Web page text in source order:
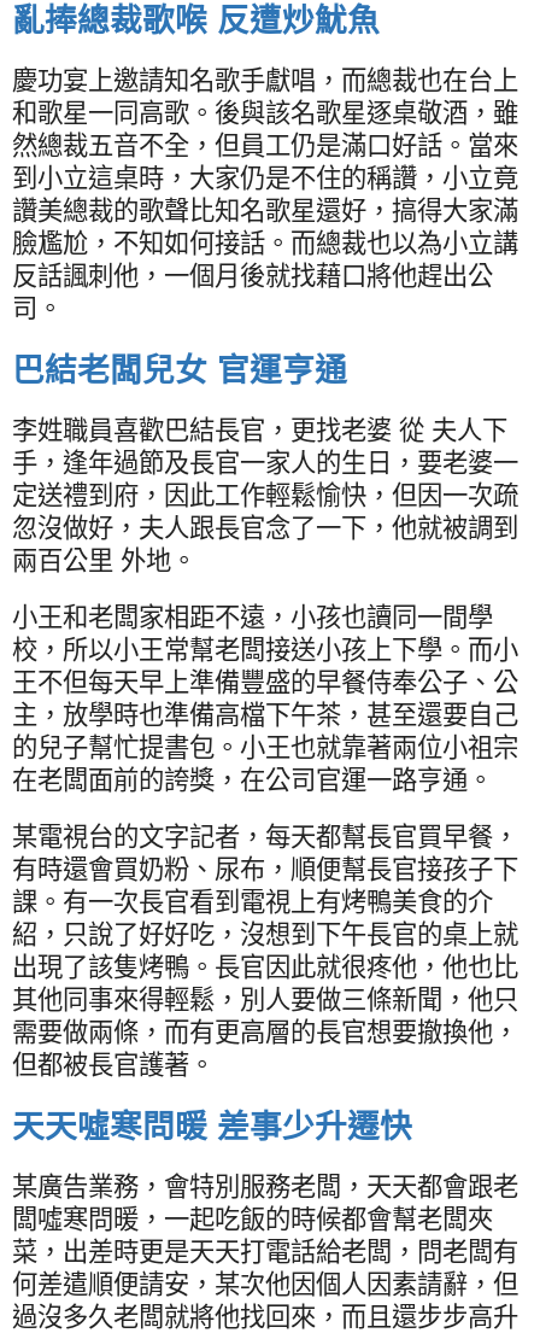
亂捧總裁歌喉 反遭炒魷魚
慶功宴上邀請知名歌手獻唱，而總裁也在台上
和歌星一同高歌。後與該名歌星逐桌敬酒，雖
然總裁五音不全，但員工仍是滿口好話。當來
到小立這桌時，大家仍是不住的稱讚，小立竟
讚美總裁的歌聲比知名歌星還好，搞得大家滿
臉尷尬，不知如何接話。而總裁也以為小立講
反話諷刺他，一個月後就找藉口將他趕出公
司。
巴結老闆兒女 官運亨通
李姓職員喜歡巴結長官，更找老婆 從 夫人下
手，逢年過節及長官一家人的生日，要老婆一
定送禮到府，因此工作輕鬆愉快，但因一次疏
忽沒做好，夫人跟長官念了一下，他就被調到
兩百公里 外地。
小王和老闆家相距不遠，小孩也讀同一間學
校，所以小王常幫老闆接送小孩上下學。而小
王不但每天早上準備豐盛的早餐侍奉公子、公
主，放學時也準備高檔下午茶，甚至還要自己
的兒子幫忙提書包。小王也就靠著兩位小祖宗
在老闆面前的誇獎，在公司官運一路亨通。
某電視台的文字記者，每天都幫長官買早餐，
有時還會買奶粉、尿布，順便幫長官接孩子下
課。有一次長官看到電視上有烤鴨美食的介
紹，只說了好好吃，沒想到下午長官的桌上就
出現了該隻烤鴨。長官因此就很疼他，他也比
其他同事來得輕鬆，別人要做三條新聞，他只
需要做兩條，而有更高層的長官想要撤換他，
但都被長官護著。
天天噓寒問暖 差事少升遷快
某廣告業務，會特別服務老闆，天天都會跟老
闆噓寒問暖，一起吃飯的時候都會幫老闆夾
菜，出差時更是天天打電話給老闆，問老闆有
何差遣順便請安，某次他因個人因素請辭，但
過沒多久老闆就將他找回來，而且還步步高升